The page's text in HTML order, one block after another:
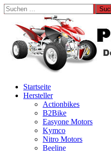
Suchen
nach:
Startseite
Hersteller
Actionbikes
B2Bike
Easyone Motors
Kymco
Nitro Motors
Beeline